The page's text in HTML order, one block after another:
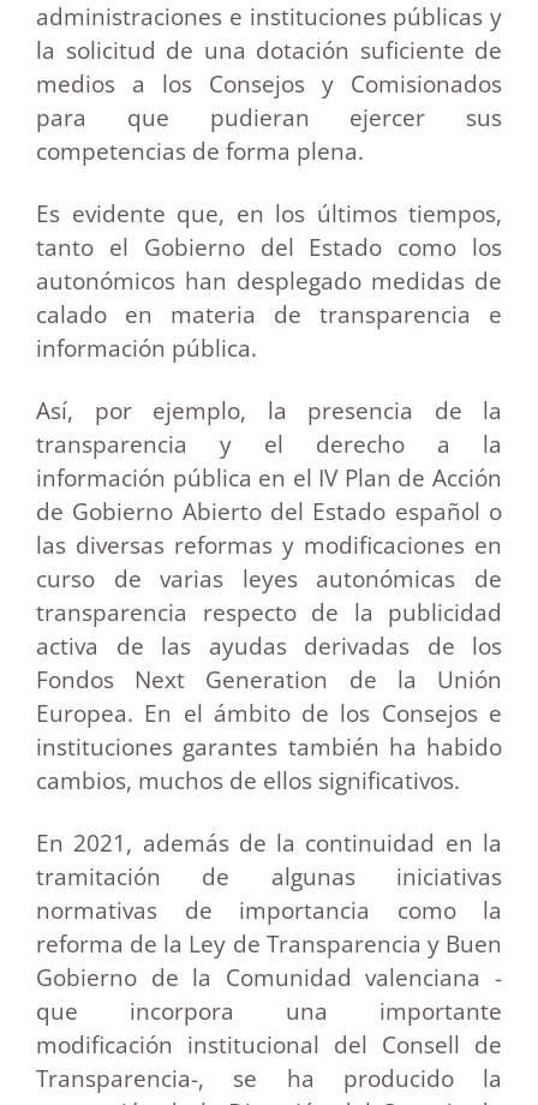
administraciones e instituciones públicas y
la solicitud de una dotación suficiente de
medios a los Consejos y Comisionados
para que pudieran ejercer sus
competencias de forma plena.
Es evidente que, en los últimos tiempos,
tanto el Gobierno del Estado como los
autonómicos han desplegado medidas de
calado en materia de transparencia e
información pública.
Así, por ejemplo, la presencia de la
transparencia y el derecho a la
información pública en el IV Plan de Acción
de Gobierno Abierto del Estado español o
las diversas reformas y modificaciones en
curso de varias leyes autonómicas de
transparencia respecto de la publicidad
activa de las ayudas derivadas de los
Fondos Next Generation de la Unión
Europea. En el ámbito de los Consejos e
instituciones garantes también ha habido
cambios, muchos de ellos significativos.
En 2021, además de la continuidad en la
tramitación de algunas iniciativas
normativas de importancia como la
reforma de la Ley de Transparencia y Buen
Gobierno de la Comunidad valenciana -
que incorpora una importante
modificación institucional del Consell de
Transparencia-, se ha producido la